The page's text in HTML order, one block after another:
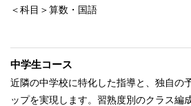
＜科目＞算数・国語
中学生コース
近隣の中学校に特化した指導と、独自の
ップを実現します。習熟度別のクラス編